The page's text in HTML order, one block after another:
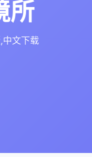
所
中文下载